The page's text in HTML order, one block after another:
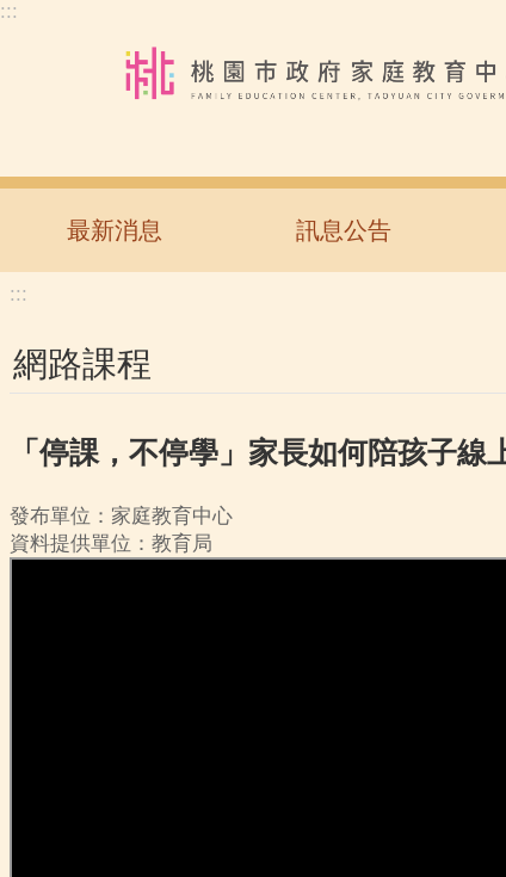
跳到主要內容區塊
:::
最新消息 訊息公告
:::
網路課程
「停課，不停學」家長如何陪孩子線
發布單位：家庭教育中心
資料提供單位：教育局